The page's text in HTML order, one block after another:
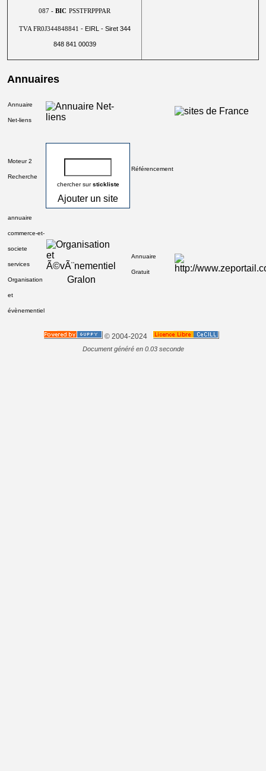
087 - BIC PSSTFRPPPAR
TVA FR0J344848841 - EIRL - Siret 344
848 841 00039
Annuaires
Annuaire
Net-liens
Moteur 2
Recherche
chercher surstickliste
Ajouter un site
Référencement
annuaire
commerce-et-
societe
services
Organisation
et
évènementiel
Gralon
Annuaire
Gratuit
© 2004-2024
Document généré en 0.03 seconde